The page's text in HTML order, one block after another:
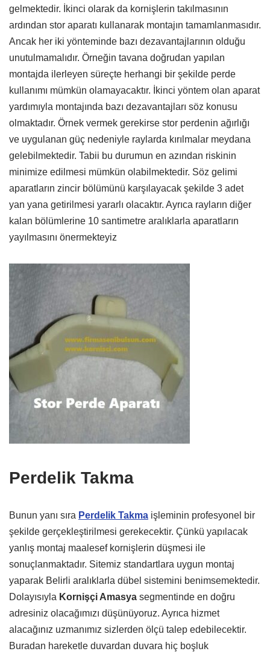
gelmektedir. İkinci olarak da kornişlerin takılmasının
ardından stor aparatı kullanarak montajın tamamlanmasıdır.
Ancak her iki yönteminde bazı dezavantajlarının olduğu
unutulmamalıdır. Örneğin tavana doğrudan yapılan
montajda ilerleyen süreçte herhangi bir şekilde perde
kullanımı mümkün olamayacaktır. İkinci yöntem olan aparat
yardımıyla montajında bazı dezavantajları söz konusu
olmaktadır. Örnek vermek gerekirse stor perdenin ağırlığı
ve uygulanan güç nedeniyle raylarda kırılmalar meydana
gelebilmektedir. Tabii bu durumun en azından riskinin
minimize edilmesi mümkün olabilmektedir. Söz gelimi
aparatların zincir bölümünü karşılayacak şekilde 3 adet
yan yana getirilmesi yararlı olacaktır. Ayrıca rayların diğer
kalan bölümlerine 10 santimetre aralıklarla aparatların
yayılmasını önermekteyiz
Perdelik Takma
Bunun yanı sıra Perdelik Takma işleminin profesyonel bir
şekilde gerçekleştirilmesi gerekecektir. Çünkü yapılacak
yanlış montaj maalesef kornişlerin düşmesi ile
sonuçlanmaktadır. Sitemiz standartlara uygun montaj
yaparak Belirli aralıklarla dübel sistemini benimsemektedir.
Dolayısıyla Kornişçi Amasya segmentinde en doğru
adresiniz olacağımızı düşünüyoruz. Ayrıca hizmet
alacağınız uzmanımız sizlerden ölçü talep edebilecektir.
Buradan hareketle duvardan duvara hiç boşluk